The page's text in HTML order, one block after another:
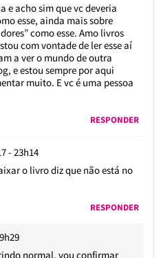
e acho sim que vc deveria
esse, ainda mais sobre
como esse. Amo livros
com vontade de ler esse aí
a ver o mundo de outra
e estou sempre por aqui
muito. E vc é uma pessoa
RESPONDER
- 23h14
o livro diz que não está no
RESPONDER
normal, vou confirmar